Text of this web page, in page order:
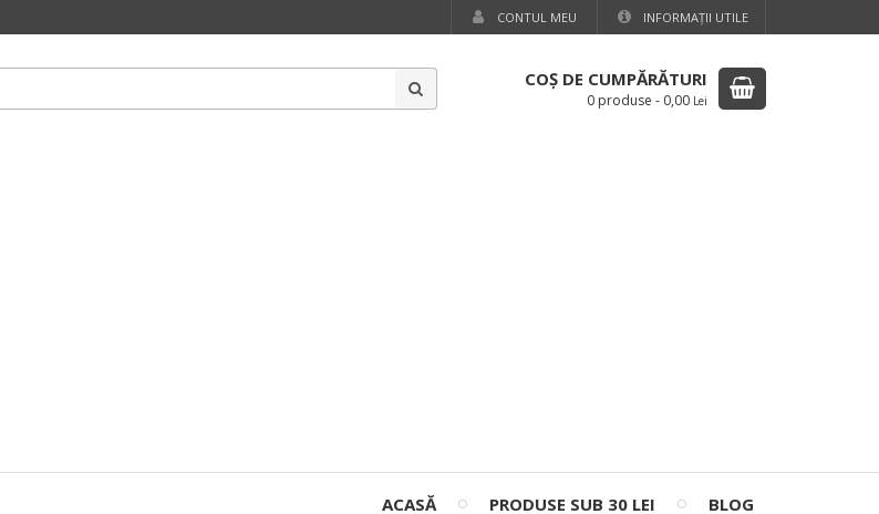
CONTUL MEU INFORMAŢII UTILE
COŞ DE CUMPĂRĂTURI
0 produse - 0,00 Lei
ACASĂ PRODUSE SUB 30 LEI BLOG